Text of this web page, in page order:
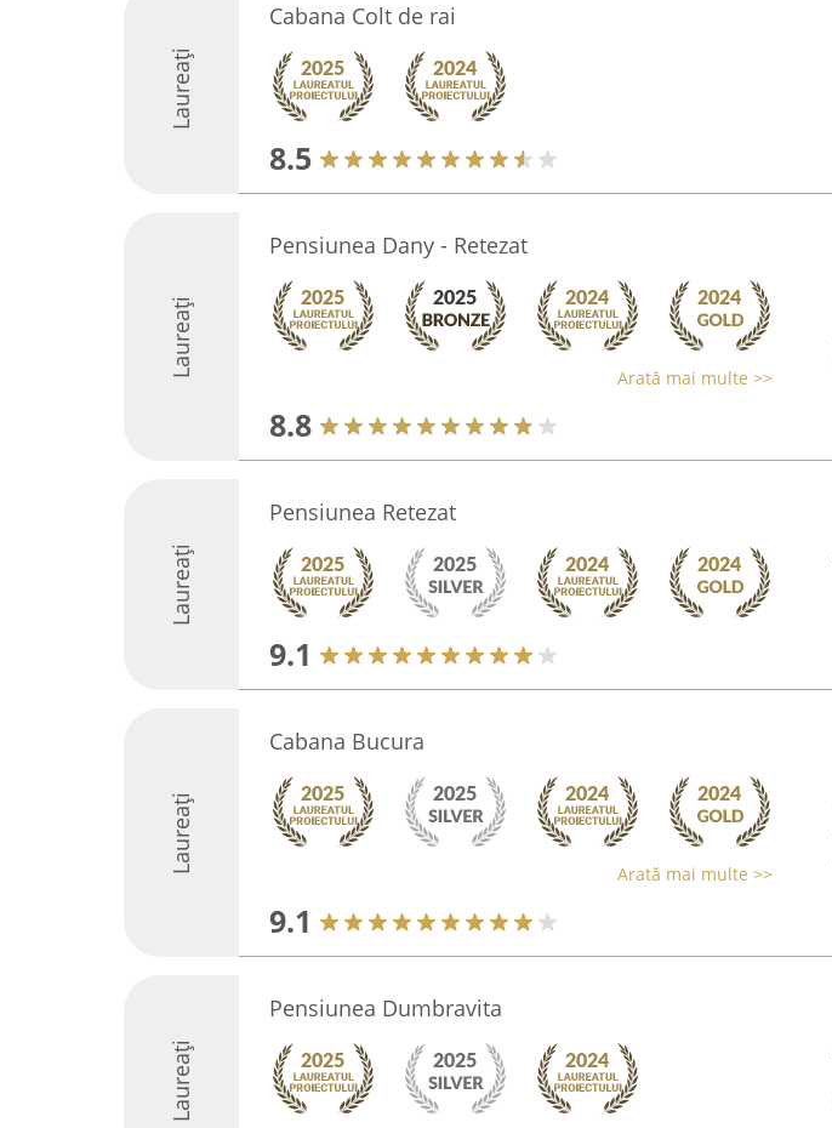
Laureați
Cabana Colt de rai
8.5
Laureați
Pensiunea Dany - Retezat
Arată mai multe >>
8.8
Laureați
Pensiunea Retezat
9.1
Laureați
Cabana Bucura
Arată mai multe >>
9.1
Laureați
Pensiunea Dumbravita